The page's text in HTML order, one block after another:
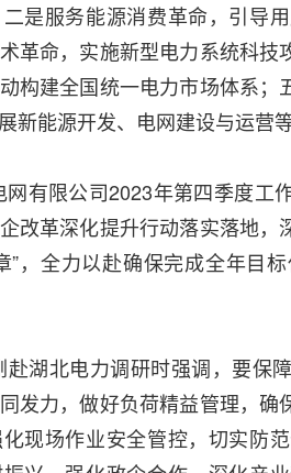
是服务能源消费革命，引导
革命，实施新型电力系统科
构建全国统一电力市场体系
新能源开发、电网建设与运营
有限公司2023年第四季度工
改革深化提升行动落实落地
”，全力以赴确保完成全年目
湖北电力调研时强调，要保
发力，做好负荷精益管理，
现场作业安全管控，切实防